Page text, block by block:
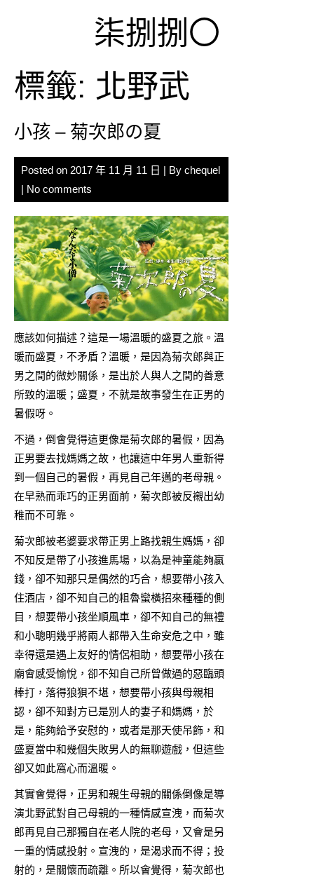
柒捌捌〇
標籤: 北野武
小孩 – 菊次郎の夏
Posted on 2017 年 11 月 11 日 | By chequel
| No comments
應該如何描述？這是一場溫暖的盛夏之旅。溫
暖而盛夏，不矛盾？溫暖，是因為菊次郎與正
男之間的微妙關係，是出於人與人之間的善意
所致的溫暖；盛夏，不就是故事發生在正男的
暑假呀。
不過，倒會覺得這更像是菊次郎的暑假，因為
正男要去找媽媽之故，也讓這中年男人重新得
到一個自己的暑假，再見自己年邁的老母親。
在早熟而乖巧的正男面前，菊次郎被反襯出幼
稚而不可靠。
菊次郎被老婆要求帶正男上路找親生媽媽，卻
不知反是帶了小孩進馬場，以為是神童能夠贏
錢，卻不知那只是偶然的巧合，想要帶小孩入
住酒店，卻不知自己的粗魯蠻橫招來種種的側
目，想要帶小孩坐順風車，卻不知自己的無禮
和小聰明幾乎將兩人都帶入生命安危之中，雖
幸得還是遇上友好的情侶相助，想要帶小孩在
廟會感受愉悅，卻不知自己所曾做過的惡臨頭
棒打，落得狼狽不堪，想要帶小孩與母親相
認，卻不知對方已是別人的妻子和媽媽，於
是，能夠給予安慰的，或者是那天使吊飾，和
盛夏當中和幾個失敗男人的無聊遊戲，但這些
卻又如此窩心而溫暖。
其實會覺得，正男和親生母親的關係倒像是導
演北野武對自己母親的一種情感宣洩，而菊次
郎再見自己那獨自在老人院的老母，又會是另
一重的情感投射。宣洩的，是渴求而不得；投
射的，是關懷而疏離。所以會覺得，菊次郎也